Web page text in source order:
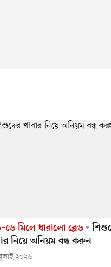
মিলে ধারালো ব্লেড
নিয়ে অনিয়ম বন্ধ করুন
২০২৬